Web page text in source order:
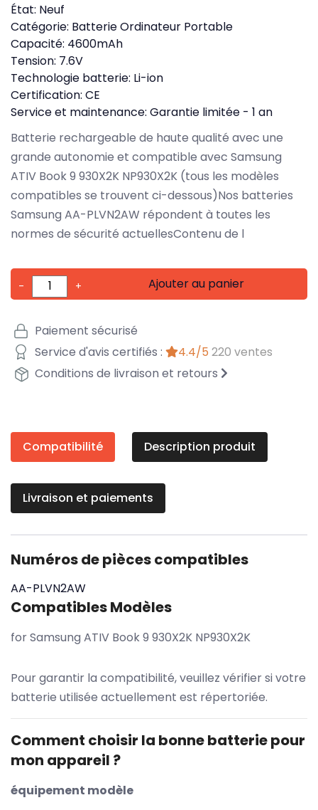
État: Neuf
Catégorie: Batterie Ordinateur Portable
Capacité: 4600mAh
Tension: 7.6V
Technologie batterie: Li-ion
Certification: CE
Service et maintenance: Garantie limitée - 1 an
Batterie rechargeable de haute qualité avec une
grande autonomie et compatible avec Samsung
ATIV Book 9 930X2K NP930X2K (tous les modèles
compatibles se trouvent ci-dessous)Nos batteries
Samsung AA-PLVN2AW répondent à toutes les
normes de sécurité actuellesContenu de l
- + Ajouter au panier
Paiement sécurisé
Service d'avis certifiés :
4.4/5 220 ventes
Conditions de livraison et retours
Compatibilité Description produit
Livraison et paiements
Numéros de pièces compatibles
AA-PLVN2AW
Compatibles Modèles
for Samsung ATIV Book 9 930X2K NP930X2K
Pour garantir la compatibilité, veuillez vérifier si votre
batterie utilisée actuellement est répertoriée.
Comment choisir la bonne batterie pour
mon appareil ?
équipement modèle